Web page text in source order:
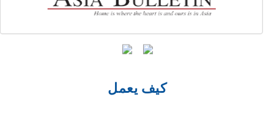
كيف يعمل